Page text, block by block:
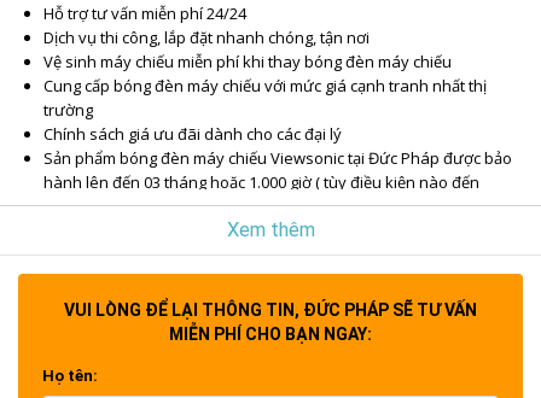
Hỗ trợ tư vấn miễn phí 24/24
Dịch vụ thi công, lắp đặt nhanh chóng, tận nơi
Vệ sinh máy chiếu miễn phí khi thay bóng đèn máy chiếu
Cung cấp bóng đèn máy chiếu với mức giá cạnh tranh nhất thị
trường
Chính sách giá ưu đãi dành cho các đại lý
Sản phẩm bóng đèn máy chiếu Viewsonic tại Đức Pháp được bảo
hành lên đến 03 tháng hoặc 1.000 giờ ( tùy điều kiện nào đến
trước)
Bạn đang cần mua bóng đèn máy chiếu, nhưng trên
thị trường có quá nhiều trung tâm bảo hành máy
chiếu. Đừng lo lắng, tất cả đã có Trung tâm sửa
chữa Đức Pháp. Liên hệ ngay với chúng tôi để tư vấn
Xem thêm
VUI LÒNG ĐỂ LẠI THÔNG TIN, ĐỨC PHÁP SẼ TƯ VẤN
MIỄN PHÍ CHO BẠN NGAY:
Họ tên: